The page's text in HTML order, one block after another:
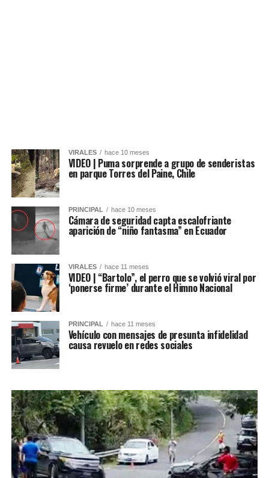
VIRALES hace 10 meses
VIDEO | Puma sorprende a grupo de senderistas
en parque Torres del Paine, Chile
PRINCIPAL hace 10 meses
Cámara de seguridad capta escalofriante
aparición de “niño fantasma” en Ecuador
VIRALES hace 11 meses
VIDEO | “Bartolo”, el perro que se volvió viral por
‘ponerse firme’ durante el Himno Nacional
PRINCIPAL hace 11 meses
Vehículo con mensajes de presunta infidelidad
causa revuelo en redes sociales